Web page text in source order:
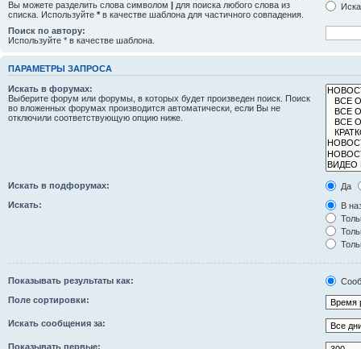
Вы можете разделить слова символом | для поиска любого слова из
списка. Используйте * в качестве шаблона для частичного совпадения.
Поиск по автору:
Используйте * в качестве шаблона.
ПАРАМЕТРЫ ЗАПРОСА
Искать в форумах:
Выберите форум или форумы, в которых будет произведен поиск. Поиск
во вложенных форумах производится автоматически, если Вы не
отключили соответствующую опцию ниже.
Искать в подфорумах:
Да
Искать:
В
Показывать результаты как:
Поле сортировки:
Искать сообщения за:
Показывать первые: